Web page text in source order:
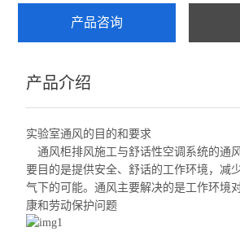
产品咨询
产品介绍
实验室通风的目的和要求
通风柜排风施工与舒话性空调系统的通
要目的是提供安全、舒话的工作环境，减
气下的可能。通风主要解决的是工作环境
康和劳动保护问题